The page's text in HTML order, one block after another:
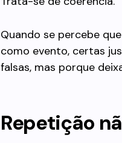
Quando se percebe
como evento, certas
falsas, mas porque
Repetição